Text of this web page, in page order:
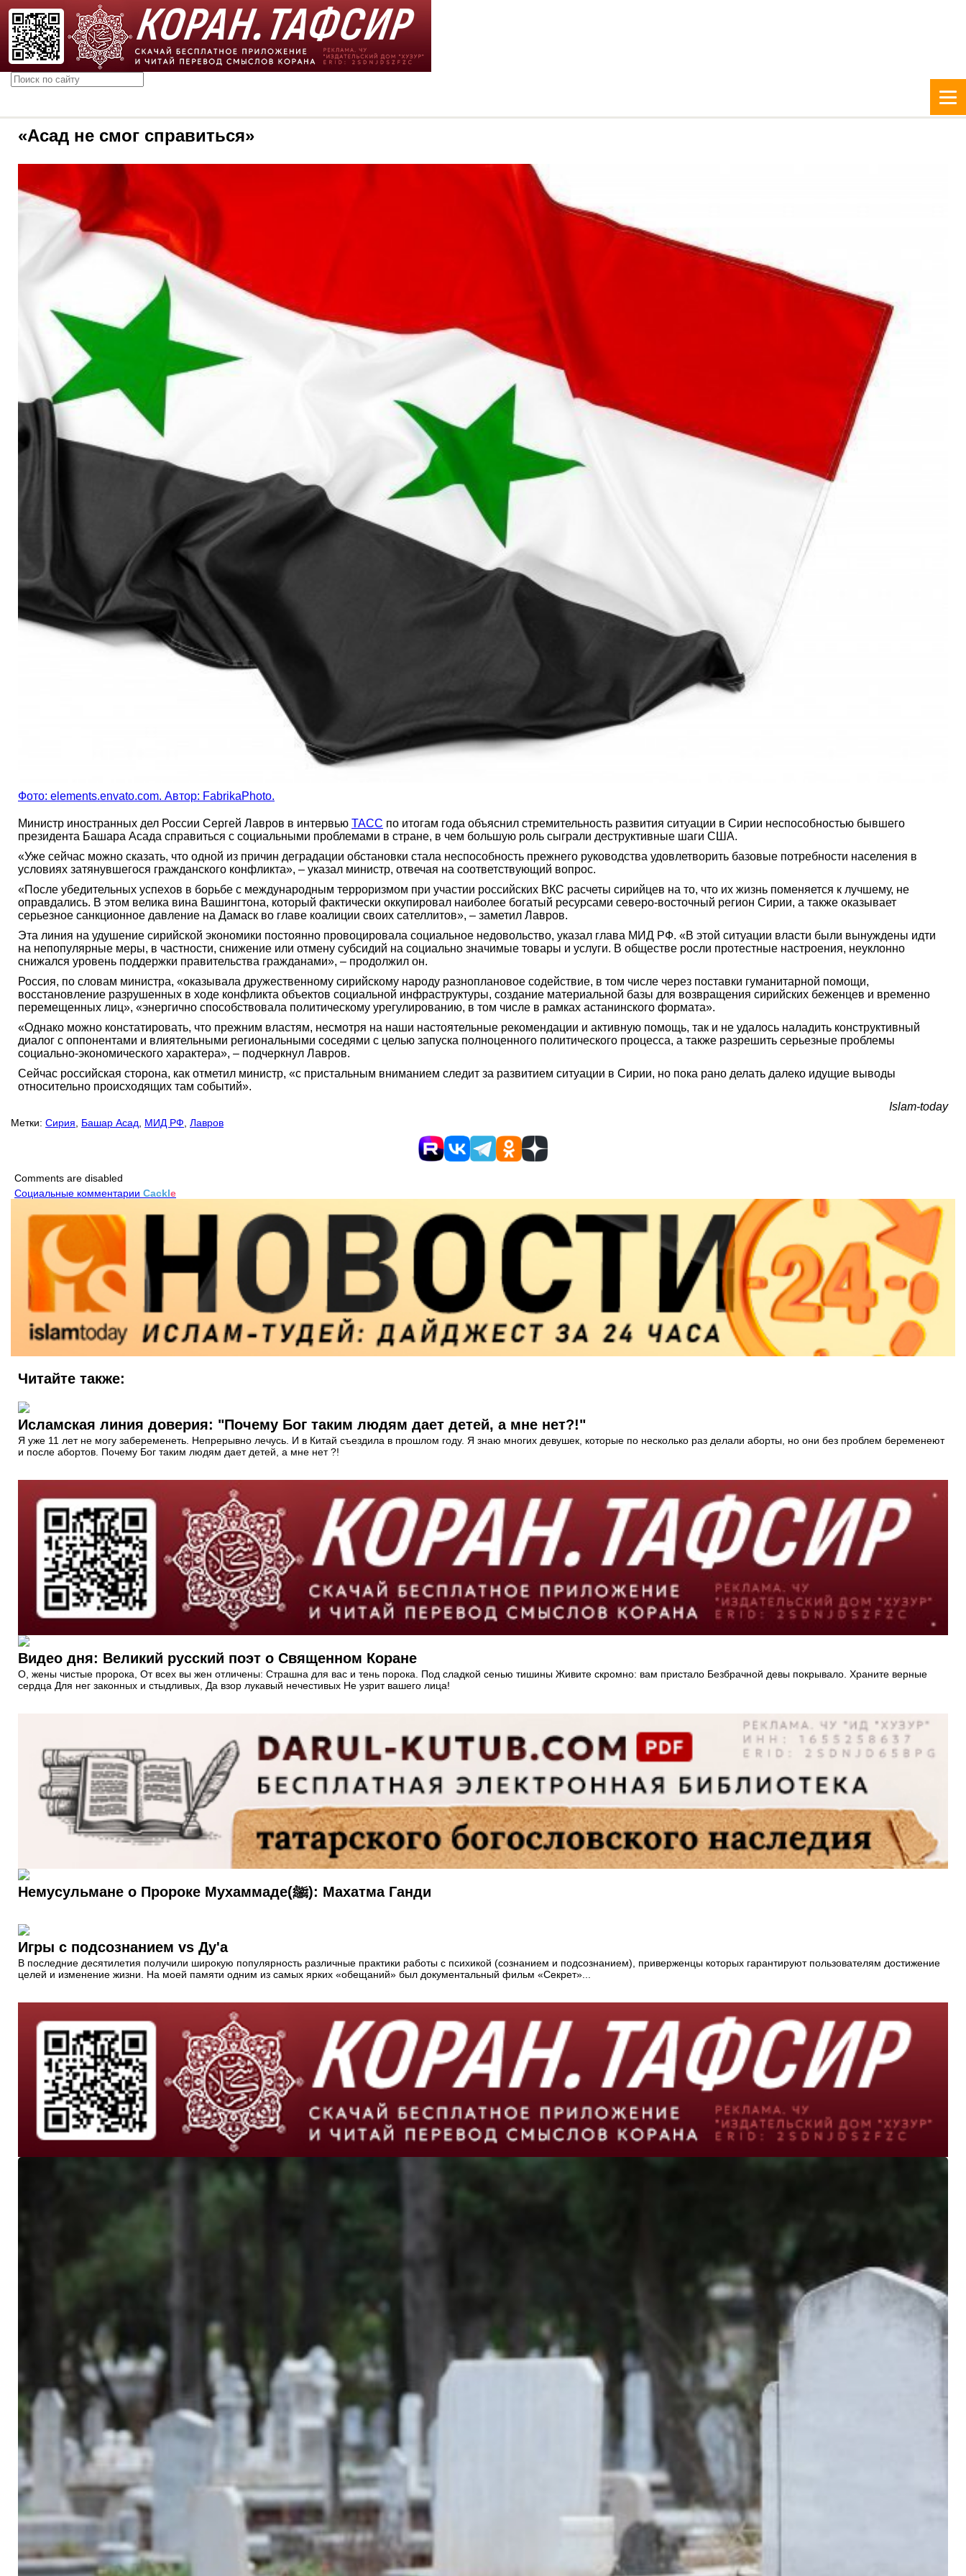
«Асад не смог справиться»
Фото: elements.envato.com. Автор: FabrikaPhoto.
Министр иностранных дел России Сергей Лавров в интервью ТАСС по итогам года объяснил стремительность развития ситуации в Сирии неспособностью бывшего
президента Башара Асада справиться с социальными проблемами в стране, в чем большую роль сыграли деструктивные шаги США.
«Уже сейчас можно сказать, что одной из причин деградации обстановки стала неспособность прежнего руководства удовлетворить базовые потребности населения в
условиях затянувшегося гражданского конфликта», – указал министр, отвечая на соответствующий вопрос.
«После убедительных успехов в борьбе с международным терроризмом при участии российских ВКС расчеты сирийцев на то, что их жизнь поменяется к лучшему, не
оправдались. В этом велика вина Вашингтона, который фактически оккупировал наиболее богатый ресурсами северо-восточный регион Сирии, а также оказывает
серьезное санкционное давление на Дамаск во главе коалиции своих сателлитов», – заметил Лавров.
Эта линия на удушение сирийской экономики постоянно провоцировала социальное недовольство, указал глава МИД РФ. «В этой ситуации власти были вынуждены идти
на непопулярные меры, в частности, снижение или отмену субсидий на социально значимые товары и услуги. В обществе росли протестные настроения, неуклонно
снижался уровень поддержки правительства гражданами», – продолжил он.
Россия, по словам министра, «оказывала дружественному сирийскому народу разноплановое содействие, в том числе через поставки гуманитарной помощи,
восстановление разрушенных в ходе конфликта объектов социальной инфраструктуры, создание материальной базы для возвращения сирийских беженцев и временно
перемещенных лиц», «энергично способствовала политическому урегулированию, в том числе в рамках астанинского формата».
«Однако можно констатировать, что прежним властям, несмотря на наши настоятельные рекомендации и активную помощь, так и не удалось наладить конструктивный
диалог с оппонентами и влиятельными региональными соседями с целью запуска полноценного политического процесса, а также разрешить серьезные проблемы
социально-экономического характера», – подчеркнул Лавров.
Сейчас российская сторона, как отметил министр, «с пристальным вниманием следит за развитием ситуации в Сирии, но пока рано делать далеко идущие выводы
относительно происходящих там событий».
Islam-today
Метки: Сирия, Башар Асад, МИД РФ, Лавров
Comments are disabled
Социальные комментарии Cackle
Читайте также:
Исламская линия доверия: "Почему Бог таким людям дает детей, а мне нет?!"
Я уже 11 лет не могу забеременеть. Непрерывно лечусь. И в Китай съездила в прошлом году. Я знаю многих девушек, которые по несколько раз делали аборты, но они без проблем беременеют
и после абортов. Почему Бог таким людям дает детей, а мне нет ?!
Видео дня: Великий русский поэт о Священном Коране
О, жены чистые пророка, От всех вы жен отличены: Страшна для вас и тень порока. Под сладкой сенью тишины Живите скромно: вам пристало Безбрачной девы покрывало. Храните верные
сердца Для нег законных и стыдливых, Да взор лукавый нечестивых Не узрит вашего лица!
Немусульмане о Пророке Мухаммаде(ﷺ): Махатма Ганди
Игры с подсознанием vs Ду'а
В последние десятилетия получили широкую популярность различные практики работы с психикой (сознанием и подсознанием), приверженцы которых гарантируют пользователям достижение
целей и изменение жизни. На моей памяти одним из самых ярких «обещаний» был документальный фильм «Секрет»...